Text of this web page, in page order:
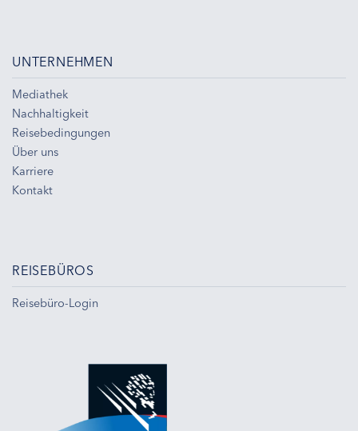
UNTERNEHMEN
Mediathek
Nachhaltigkeit
Reisebedingungen
Über uns
Karriere
Kontakt
REISEBÜROS
Reisebüro-Login